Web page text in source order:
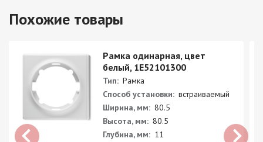
Похожие товары
Рамка одинарная, цвет
белый, 1E52101300
Тип: Рамка
Способ установки: встраиваемый
Ширина, мм: 80.5
Высота, мм: 80.5
Глубина, мм: 11